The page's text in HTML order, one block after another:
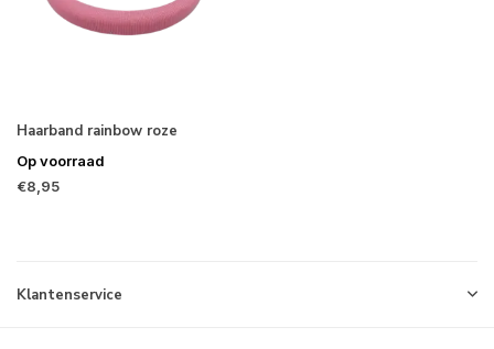
Haarband rainbow roze
Op voorraad
€8,95
Klantenservice